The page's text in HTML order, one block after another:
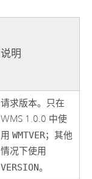
说明
请求版本。只在
WMS 1.0.0 中使
用WMTVER；其他
情况下使用
VERSION。